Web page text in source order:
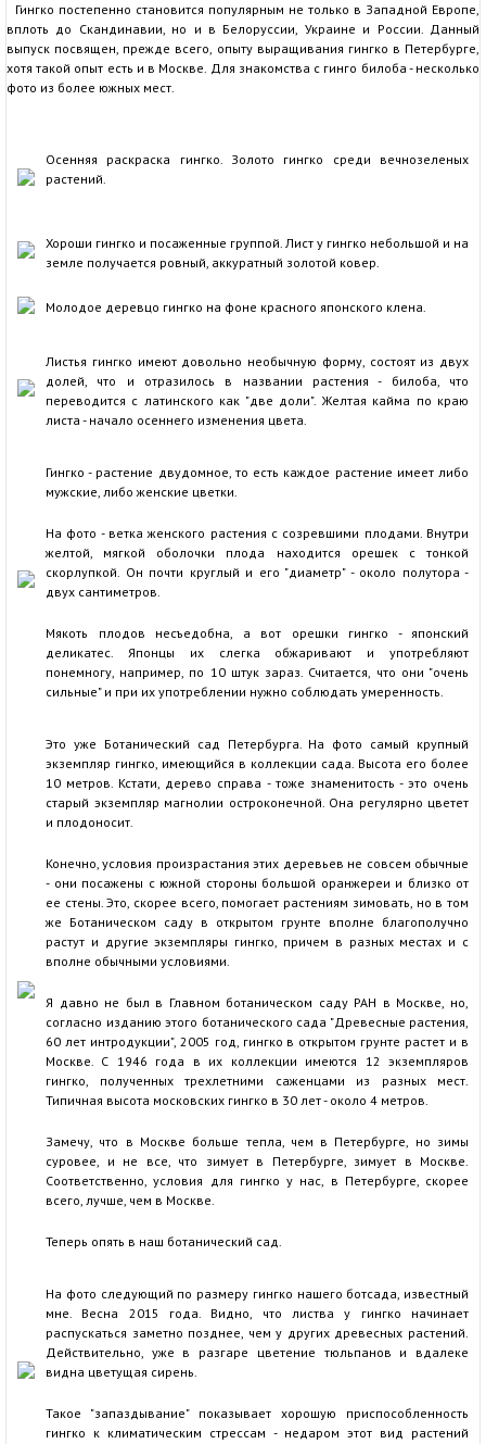
Гингко постепенно становится популярным не только в Западной Европе,
вплоть до Скандинавии, но и в Белоруссии, Украине и России. Данный
выпуск посвящен, прежде всего, опыту выращивания гингко в Петербурге,
хотя такой опыт есть и в Москве. Для знакомства с гинго билоба - несколько
фото из более южных мест.
Осенняя раскраска гингко. Золото гингко среди вечнозеленых
растений.
Хороши гингко и посаженные группой. Лист у гингко небольшой и на
земле получается ровный, аккуратный золотой ковер.
Молодое деревцо гингко на фоне красного японского клена.
Листья гингко имеют довольно необычную форму, состоят из двух
долей, что и отразилось в названии растения - билоба, что
переводится с латинского как "две доли". Желтая кайма по краю
листа - начало осеннего изменения цвета.
Гингко - растение двудомное, то есть каждое растение имеет либо
мужские, либо женские цветки.
На фото - ветка женского растения с созревшими плодами. Внутри
желтой, мягкой оболочки плода находится орешек с тонкой
скорлупкой. Он почти круглый и его "диаметр" - около полутора -
двух сантиметров.
Мякоть плодов несъедобна, а вот орешки гингко - японский
деликатес. Японцы их слегка обжаривают и употребляют
понемногу, например, по 10 штук зараз. Считается, что они "очень
сильные" и при их употреблении нужно соблюдать умеренность.
Это уже Ботанический сад Петербурга. На фото самый крупный
экземпляр гингко, имеющийся в коллекции сада. Высота его более
10 метров. Кстати, дерево справа - тоже знаменитость - это очень
старый экземпляр магнолии остроконечной. Она регулярно цветет
и плодоносит.
Конечно, условия произрастания этих деревьев не совсем обычные
- они посажены с южной стороны большой оранжереи и близко от
ее стены. Это, скорее всего, помогает растениям зимовать, но в том
же Ботаническом саду в открытом грунте вполне благополучно
растут и другие экземпляры гингко, причем в разных местах и с
вполне обычными условиями.
Я давно не был в Главном ботаническом саду РАН в Москве, но,
согласно изданию этого ботанического сада "Древесные растения,
60 лет интродукции", 2005 год, гингко в открытом грунте растет и в
Москве. С 1946 года в их коллекции имеются 12 экземпляров
гингко, полученных трехлетними саженцами из разных мест.
Типичная высота московских гингко в 30 лет - около 4 метров.
Замечу, что в Москве больше тепла, чем в Петербурге, но зимы
суровее, и не все, что зимует в Петербурге, зимует в Москве.
Соответственно, условия для гингко у нас, в Петербурге, скорее
всего, лучше, чем в Москве.
Теперь опять в наш ботанический сад.
На фото следующий по размеру гингко нашего ботсада, известный
мне. Весна 2015 года. Видно, что листва у гингко начинает
распускаться заметно позднее, чем у других древесных растений.
Действительно, уже в разгаре цветение тюльпанов и вдалеке
видна цветущая сирень.
Такое "запаздывание" показывает хорошую приспособленность
гингко к климатическим стрессам - недаром этот вид растений